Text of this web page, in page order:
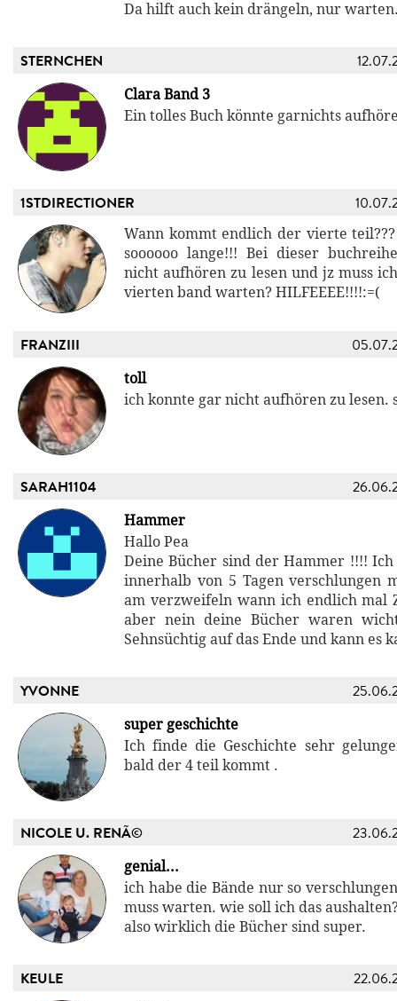
Da hilft auch kein drängeln, nur
STERNCHEN
Clara Band 3
Ein tolles Buch könnte garnichts
1STDIRECTIONER
Wann kommt endlich der vierte
soooooo lange!!! Bei dieser
nicht aufhören zu lesen und jz muss
vierten band warten? HILFEEEE!!!!:=(
FRANZIII
toll
ich konnte gar nicht aufhören zu lesen.
SARAH1104
Hammer
Hallo Pea
Deine Bücher sind der Hammer !!!!
innerhalb von 5 Tagen verschlungen
am verzweifeln wann ich endlich mal
aber nein deine Bücher waren
Sehnsüchtig auf das Ende und kann es
YVONNE
super geschichte
Ich finde die Geschichte sehr
bald der 4 teil kommt .
NICOLE U. RENÃ©
genial...
ich habe die Bände nur so
muss warten. wie soll ich das
also wirklich die Bücher sind super.
KEULE